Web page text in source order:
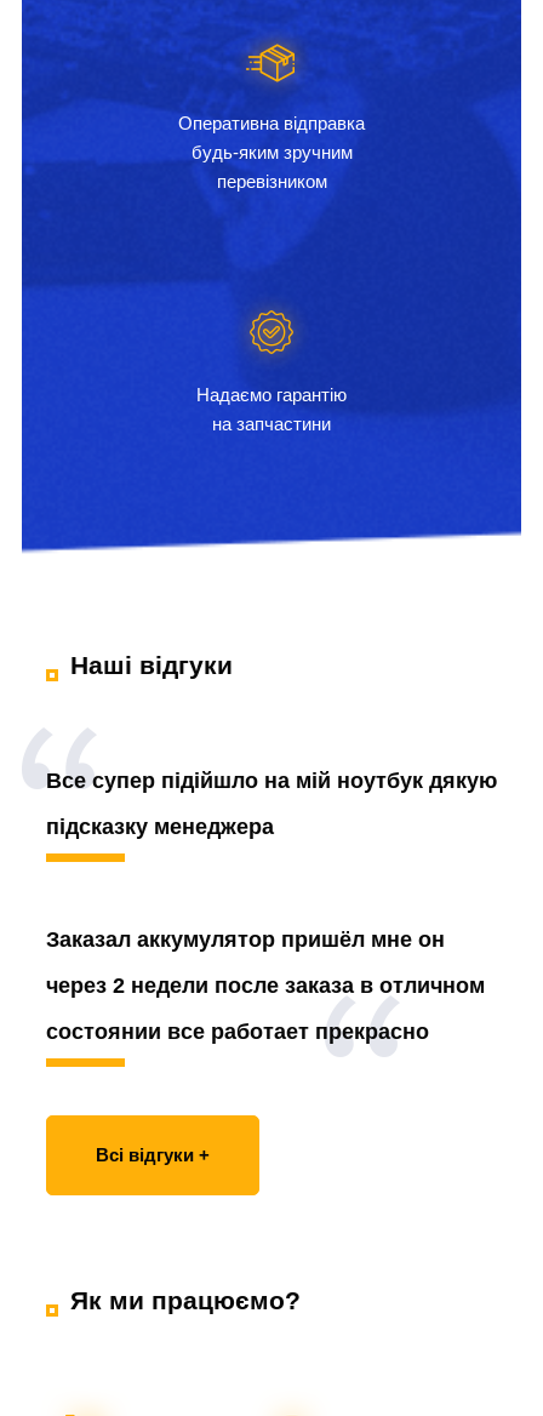
Оперативна відправка
будь-яким зручним
перевізником
Надаємо гарантію
на запчастини
Наші відгуки
Все супер підійшло на мій ноутбук дякую
підсказку менеджера
Заказал аккумулятор пришёл мне он
через 2 недели после заказа в отличном
состоянии все работает прекрасно
Всі відгуки +
Як ми працюємо?